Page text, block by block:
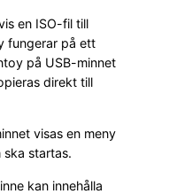
en ISO-fil till
fungerar på ett
på USB-minnet
direkt till
visas en meny
startas.
kan innehålla